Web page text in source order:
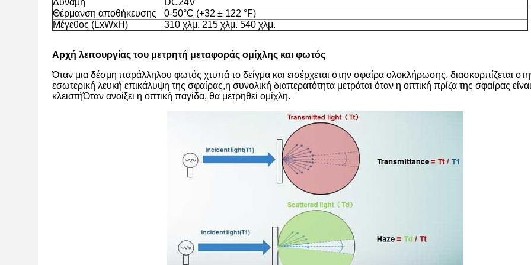
Δύναμη
DC24V
Θέρμανση αποθήκευσης
0-50°C (+32 ± 122 °F)
Μέγεθος (LxWxH)
310 χλμ. 215 χλμ. 540 χλμ.
Αρχή λειτουργίας του μετρητή μεταφοράς ομίχλης και φωτός
Όταν μια δέσμη παράλληλου φωτός χτυπά το δείγμα και εισέρχεται στην σφαίρα ολοκλήρωσης, διασκορπίζεται
εσωτερική λευκή επικάλυψη της σφαίρας,η συνολική διαπερατότητα μετράται όταν η οπτική πρίζα της σφαίρας είναι
κλειστήΌταν ανοίξει η οπτική παγίδα, θα μετρηθεί ομίχλη.